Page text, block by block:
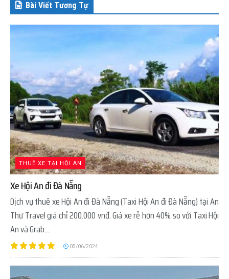
Bài Viết Tương Tự
THUÊ XE TẠI HỘI AN
Xe Hội An đi Đà Nẵng
Dịch vụ thuê xe Hội An đi Đà Nẵng (Taxi Hội An đi Đà Nẵng) tại An
Thư Travel giá chỉ 200.000 vnđ. Giá xe rẻ hơn 40% so với Taxi Hội
An và Grab....
05/06/2024